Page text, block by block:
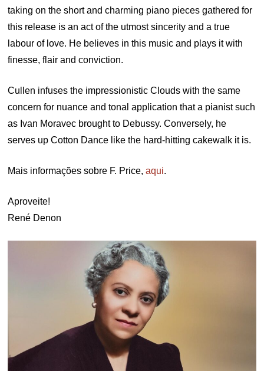
taking on the short and charming piano pieces gathered for
this release is an act of the utmost sincerity and a true
labour of love. He believes in this music and plays it with
finesse, flair and conviction.
Cullen infuses the impressionistic Clouds with the same
concern for nuance and tonal application that a pianist such
as Ivan Moravec brought to Debussy. Conversely, he
serves up Cotton Dance like the hard-hitting cakewalk it is.
Mais informações sobre F. Price,aqui.
Aproveite!
René Denon